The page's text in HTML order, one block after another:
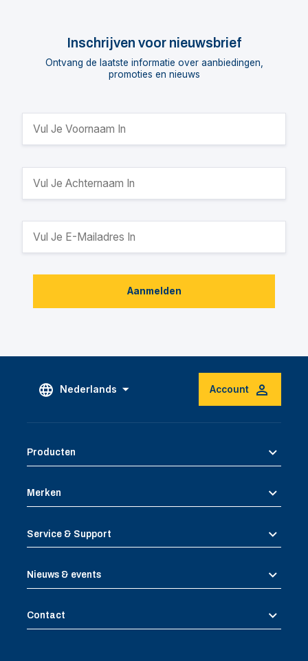
Inschrijven voor nieuwsbrief
Ontvang de laatste informatie over aanbiedingen,
promoties en nieuws
Aanmelden
Nederlands Account
Producten
Merken
Service & Support
Nieuws & events
Contact